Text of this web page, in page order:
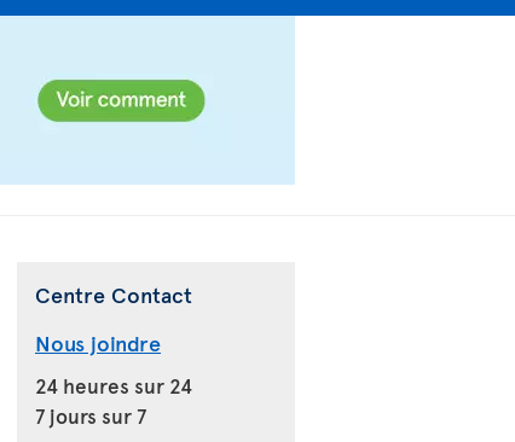
Centre Contact
Nous joindre
24 heures sur 24
7 jours sur 7